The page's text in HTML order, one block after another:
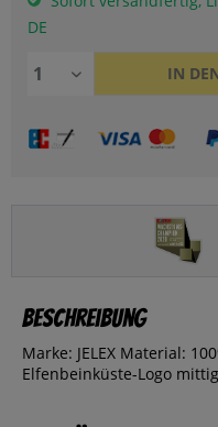
DE
IN
Beschreibung
Marke: JELEX Material:
Elfenbeinküste-Logo